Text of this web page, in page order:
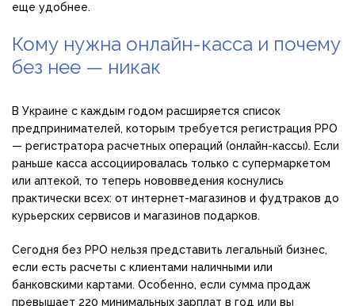
еще удобнее.
Кому нужна онлайн-касса и почему
без нее — никак
В Украине с каждым годом расширяется список
предпринимателей, которым требуется регистрация РРО
— регистратора расчетных операций (онлайн-кассы). Если
раньше касса ассоциировалась только с супермаркетом
или аптекой, то теперь нововведения коснулись
практически всех: от интернет-магазинов и фудтраков до
курьерских сервисов и магазинов подарков.
Сегодня без РРО нельзя представить легальный бизнес,
если есть расчеты с клиентами наличными или
банковскими картами. Особенно, если сумма продаж
превышает 220 минимальных зарплат в год или вы